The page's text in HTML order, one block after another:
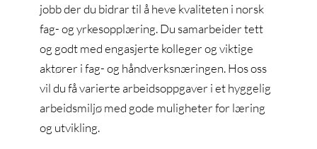
jobb der du bidrar til å heve kvaliteten i norsk
fag- og yrkesopplæring. Du samarbeider tett
og godt med engasjerte kolleger og viktige
aktører i fag- og håndverksnæringen. Hos oss
vil du få varierte arbeidsoppgaver i et hyggelig
arbeidsmiljø med gode muligheter for læring
og utvikling.